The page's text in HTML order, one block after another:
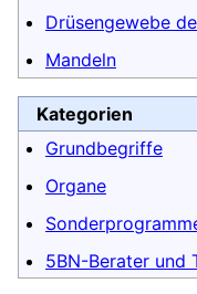
Drüsengewebe
Mandeln
Kategorien
Grundbegriffe
Organe
5BN-Berater und